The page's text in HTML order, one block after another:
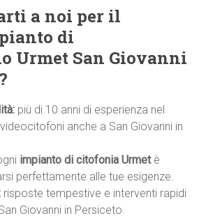
a noi per il
di
Urmet San Giovanni
più di 10 anni di esperienza nel
anche a San Giovanni in
impianto di citofonia Urmetè
perfettamente alle tue esigenze.
risposte tempestive e interventi rapidi
Giovanni in Persiceto.